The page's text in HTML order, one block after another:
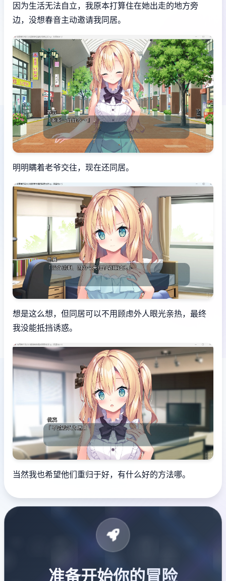
因为生活无法自立，我原本打算住在她出走的地方旁
边，没想春音主动邀请我同居。
明明瞒着老爷交往，现在还同居。
想是这么想，但同居可以不用顾虑外人眼光亲热，最终
我没能抵挡诱惑。
当然我也希望他们重归于好，有什么好的方法哪。
准备开始你的冒险